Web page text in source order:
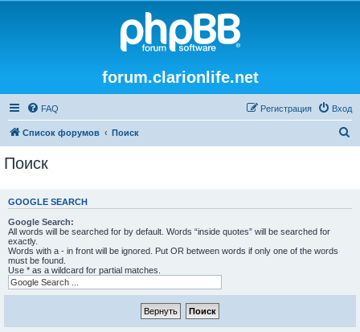
forum.clarionlife.net
FAQ Вход
Регистрация
Список форумов Поиск
к
Поиск
GOOGLE SEARCH
Google Search:
All words will be searched for by default. Words “inside quotes” will be searched for
exactly.
Words with a - in front will be ignored. Put OR between words if only one of the words
must be found.
Use * as a wildcard for partial matches.